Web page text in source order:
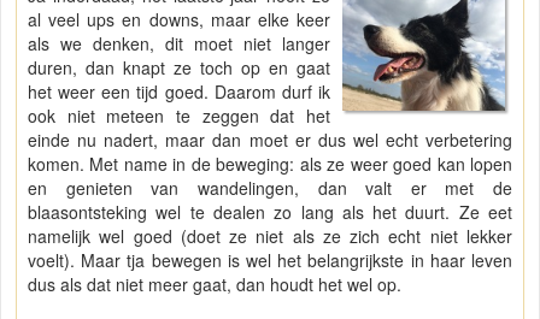
al veel ups en downs, maar elke keer
als we denken, dit moet niet langer
duren, dan knapt ze toch op en gaat
het weer een tijd goed. Daarom durf ik
ook niet meteen te zeggen dat het
einde nu nadert, maar dan moet er dus wel echt verbetering
komen. Met name in de beweging: als ze weer goed kan lopen
en genieten van wandelingen, dan valt er met de
blaasontsteking wel te dealen zo lang als het duurt. Ze eet
namelijk wel goed (doet ze niet als ze zich echt niet lekker
voelt). Maar tja bewegen is wel het belangrijkste in haar leven
dus als dat niet meer gaat, dan houdt het wel op.